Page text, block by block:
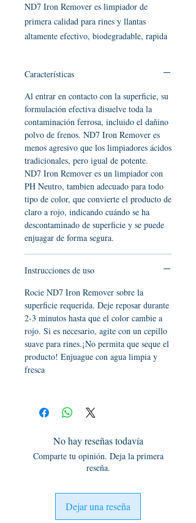
ND7 Iron Remover es limpiador de
primera calidad para rines y llantas
altamente efectivo, biodegradable, rapida
Características
Al entrar en contacto con la superficie, su
formulación efectiva disuelve toda la
contaminación ferrosa, incluido el dañino
polvo de frenos. ND7 Iron Remover es
menos agresivo que los limpiadores ácidos
tradicionales, pero igual de potente.
ND7 Iron Remover es un limpiador con
PH Neutro, tambien adecuado para todo
tipo de color, que convierte el producto de
claro a rojo, indicando cuándo se ha
descontaminado de superficie y se puede
enjuagar de forma segura.
Instrucciones de uso
Rocie ND7 Iron Remover sobre la
superficie requerida. Deje reposar durante
2-3 minutos hasta que el color cambie a
rojo. Si es necesario, agite con un cepillo
suave para rines.¡No permita que seque el
producto! Enjuague con agua limpia y
fresca
No hay reseñas todavía
Comparte tu opinión. Deja la primera
reseña.
Dejar una reseña